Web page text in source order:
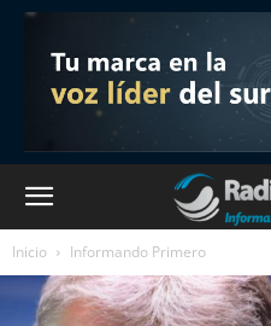
Inicio Informando Primero